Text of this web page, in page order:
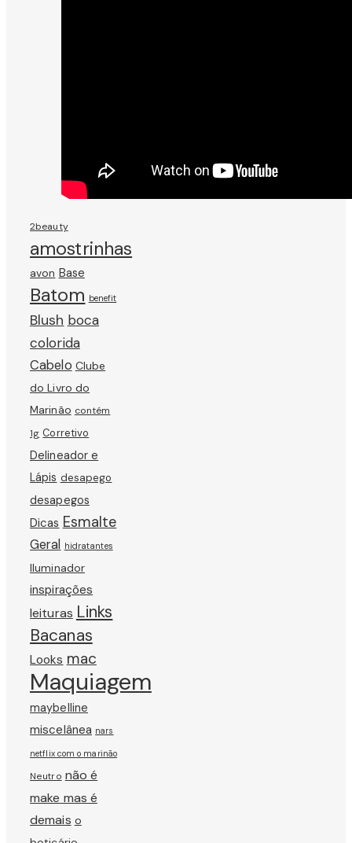
2beauty
amostrinhas
avon Base
Batom benefit
Blush boca
colorida
Cabelo Clube
do Livro do
Marinão contém
1g Corretivo
Delineador e
Lápis desapego
desapegos
Dicas Esmalte
Geral hidratantes
Iluminador
inspirações
leituras Links
Bacanas
Looks mac
Maquiagem
maybelline
miscelânea nars
netflix com o marinão
Neutro não é
make mas é
demais o